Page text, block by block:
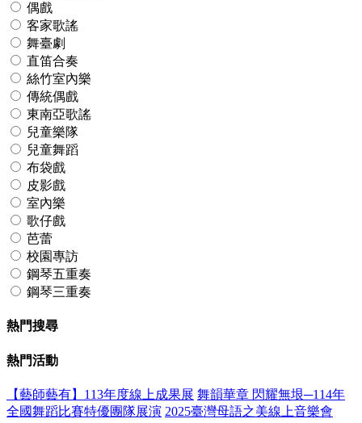
偶戲
客家歌謠
舞臺劇
直笛合奏
絲竹室內樂
傳統偶戲
東南亞歌謠
兒童樂隊
兒童舞蹈
布袋戲
皮影戲
室內樂
歌仔戲
芭蕾
校園專訪
鋼琴五重奏
鋼琴三重奏
熱門搜尋
熱門活動
【藝師藝有】113年度線上成果展 舞韻華章 閃耀無垠─114年
全國舞蹈比賽特優團隊展演 2025臺灣母語之美線上音樂會